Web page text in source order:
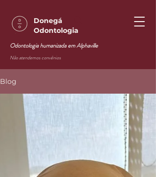
Donegá
Odontologia
Odontologia humanizada em Alphaville
Não atendemos convênios
Blog